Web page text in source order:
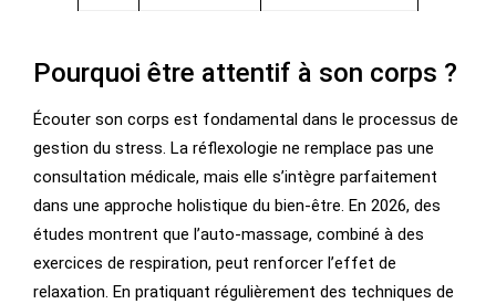
Pourquoi être attentif à son corps ?
Écouter son corps est fondamental dans le processus de
gestion du stress. La réflexologie ne remplace pas une
consultation médicale, mais elle s’intègre parfaitement
dans une approche holistique du bien-être. En 2026, des
études montrent que l’auto-massage, combiné à des
exercices de respiration, peut renforcer l’effet de
relaxation. En pratiquant régulièrement des techniques de